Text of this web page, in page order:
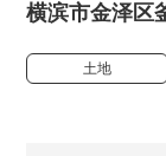
横滨市金泽区
土地